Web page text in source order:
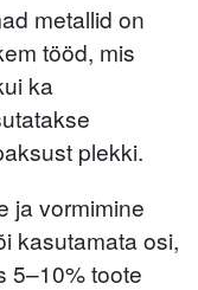
metallid on
tööd, mis
ka
plekki.
ja vormimine
kasutamata osi,
5–10% toote